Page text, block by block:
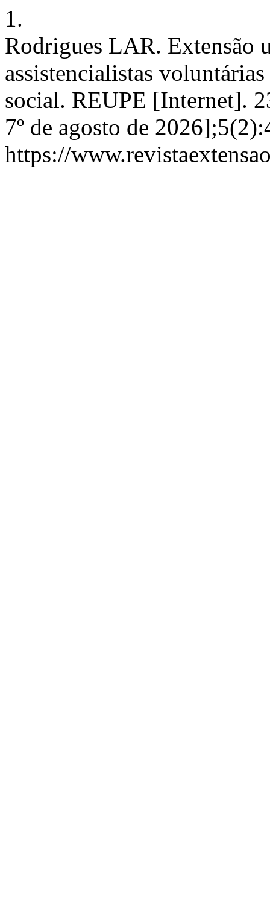
1.
Rodrigues LAR. Extensão
assistencialistas
social. REUPE [Internet].
7º de agosto de
https://